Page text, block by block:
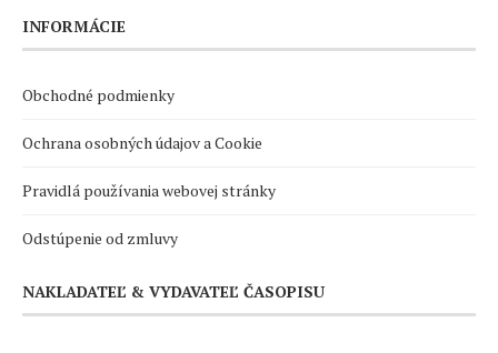
INFORMÁCIE
Obchodné podmienky
Ochrana osobných údajov a Cookie
Pravidlá používania webovej stránky
Odstúpenie od zmluvy
NAKLADATEĽ & VYDAVATEĽ ČASOPISU